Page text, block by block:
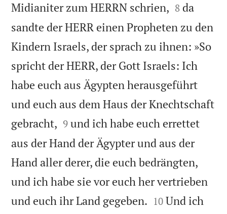
Midianiter zum HERRN schrien, 

8 da
sandte der HERR einen Propheten zu den
Kindern Israels, der sprach zu ihnen: »So
spricht der HERR, der Gott Israels: Ich
habe euch aus Ägypten herausgeführt
und euch aus dem Haus der Knechtschaft
gebracht, 

9 und ich habe euch errettet
aus der Hand der Ägypter und aus der
Hand aller derer, die euch bedrängten,
und ich habe sie vor euch her vertrieben
und euch ihr Land gegeben. 

10 Und ich